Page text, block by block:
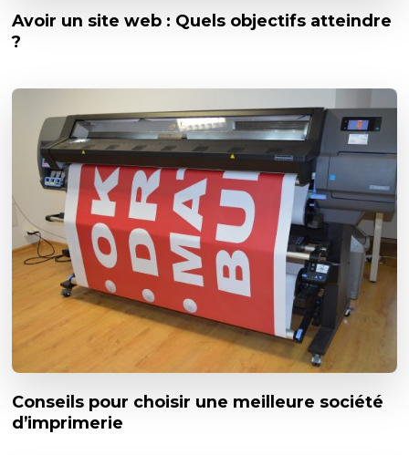
Avoir un site web : Quels objectifs atteindre
?
Conseils pour choisir une meilleure société
d’imprimerie